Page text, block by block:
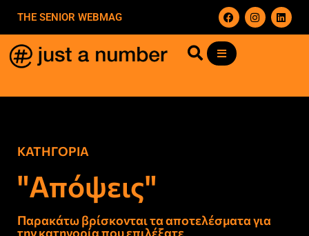
THE SENIOR WEBMAG
ΚΑΤΗΓΟΡΙΑ
"Απόψεις"
Παρακάτω βρίσκονται τα αποτελέσματα για
την κατηγορία που επιλέξατε